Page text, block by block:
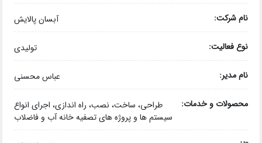
نام شرکت: آبسان پالایش
نوع فعالیت: تولیدی
نام مدیر: عباس محسنی
محصولات و خدمات:
طراحی، ساخت، نصب، راه اندازی، اجرای انواع
سیستم ها و پروژه های تصفیه خانه آب و فاضلاب